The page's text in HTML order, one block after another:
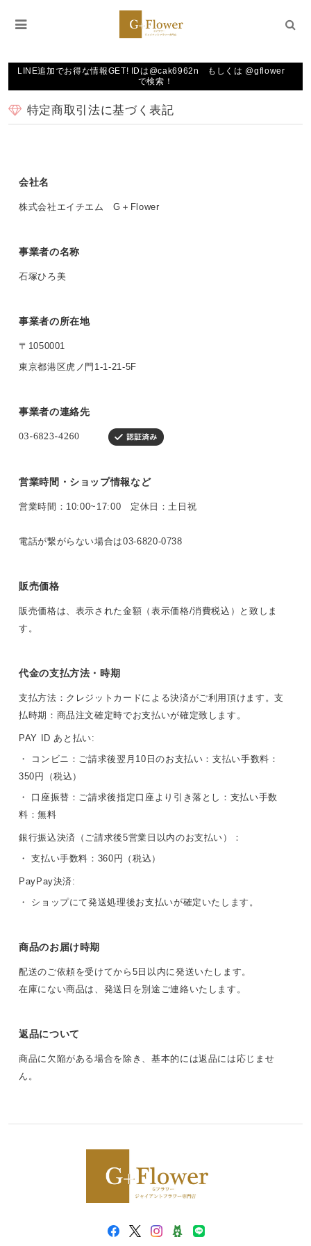
LINE追加でお得な情報GET! IDは@cak6962n もしくは @gflower
で検索！
特定商取引法に基づく表記
会社名
株式会社エイチエム G＋Flower
事業者の名称
石塚ひろ美
事業者の所在地
〒1050001
東京都港区虎ノ門1-1-21-5F
事業者の連絡先
営業時間・ショップ情報など
営業時間：10:00~17:00 定休日：土日祝
電話が繋がらない場合は03-6820-0738
販売価格
販売価格は、表示された金額（表示価格/消費税込）と致しま
す。
代金の支払方法・時期
支払方法：クレジットカードによる決済がご利用頂けます。支
払時期：商品注文確定時でお支払いが確定致します。
PAY ID あと払い:
・ コンビニ：ご請求後翌月10日のお支払い：支払い手数料：
350円（税込）
・ 口座振替：ご請求後指定口座より引き落とし：支払い手数
料：無料
銀行振込決済（ご請求後5営業日以内のお支払い）：
・ 支払い手数料：360円（税込）
PayPay決済:
・ ショップにて発送処理後お支払いが確定いたします。
商品のお届け時期
配送のご依頼を受けてから5日以内に発送いたします。
在庫にない商品は、発送日を別途ご連絡いたします。
返品について
商品に欠陥がある場合を除き、基本的には返品には応じませ
ん。